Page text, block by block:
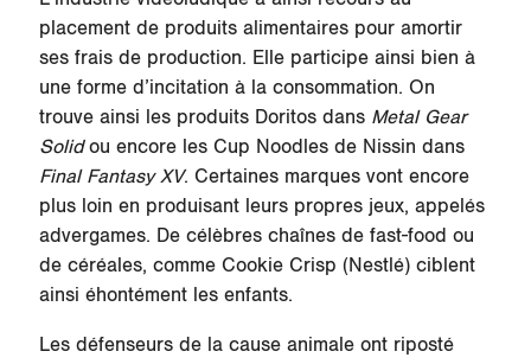
placement de produits alimentaires pour amortir
ses frais de production. Elle participe ainsi bien à
une forme d’incitation à la consommation. On
trouve ainsi les produits Doritos dans Metal Gear
Solidou encore les Cup Noodles de Nissin dans
Final Fantasy XV. Certaines marques vont encore
plus loin en produisant leurs propres jeux, appelés
advergames. De célèbres chaînes de fast-food ou
de céréales, comme Cookie Crisp (Nestlé) ciblent
ainsi éhontément les enfants.
Les défenseurs de la cause animale ont riposté